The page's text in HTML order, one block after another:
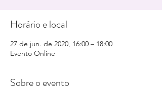
Horário e local
27 de jun. de 2020, 16:00 – 18:00
Evento Online
Sobre o evento